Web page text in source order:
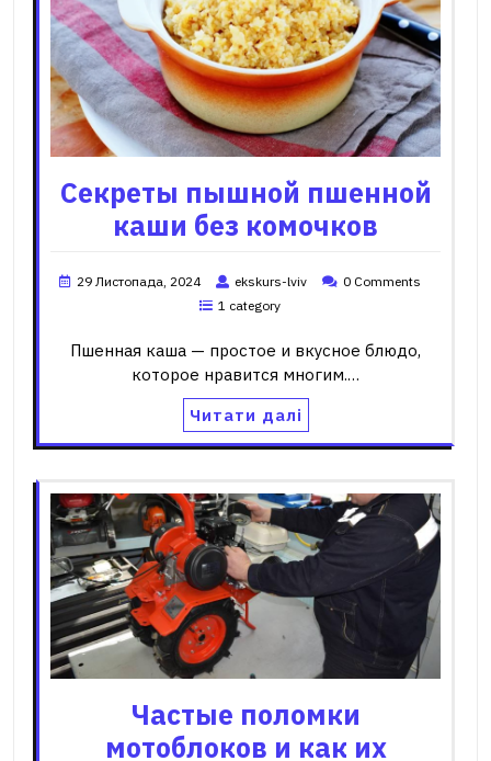
Секреты пышной пшенной
каши без комочков
29 Листопада, 2024 ekskurs-lviv
0 Comments
1 category
Пшенная каша — простое и вкусное блюдо,
которое нравится многим.…
Читати далі
Частые поломки
мотоблоков и как их